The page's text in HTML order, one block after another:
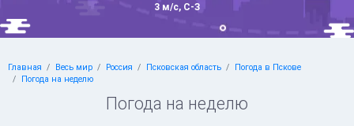
3 м/с, С-З
Главная Весь мир Россия Псковская область
Погода в Пскове
Погода на неделю
Погода на неделю